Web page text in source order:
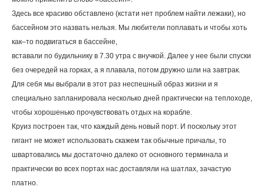
Здесь все красиво обставлено (кстати нет проблем найти лежаки), но
бассейном это назвать нельзя. Мы любители поплавать и чтобы хоть
как–то подвигаться в бассейне,
вставали по будильнику в 7.30 утра с внучкой. Далее у нее были спуски
без очередей на горках, а я плавала, потом дружно шли на завтрак.
Для себя мы выбрали в этот раз неспешный образ жизни и я
специально запланировала несколько дней практически на теплоходе,
чтобы хорошенько прочувствовать отдых на корабле.
Круиз построен так, что каждый день новый порт. И поскольку этот
гигант не может использовать скажем так обычные причалы, то
швартовались мы достаточно далеко от основного терминала и
практически во всех портах нас доставляли на шатлах, зачастую
платно.